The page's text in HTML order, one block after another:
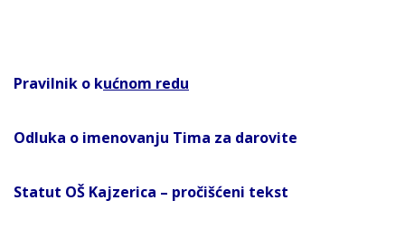
Pravilnik o kućnom redu
Odluka o imenovanju Tima za darovite
Statut OŠ Kajzerica – pročišćeni tekst